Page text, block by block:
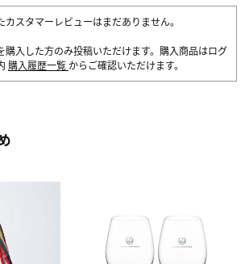
カスタマーレビューはまだありません。
購入した方のみ投稿いただけます。購入商品はログ
購入履歴一覧 からご確認いただけます。